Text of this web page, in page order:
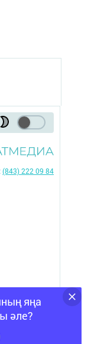
яңа
әле?
(843) 222 09 84